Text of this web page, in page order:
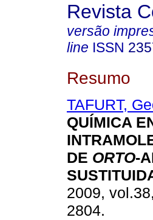
Revista
versão
line ISSN
Resumo
TAFURT,
QUÍMICA
DE ORTO-
2009,
2804.